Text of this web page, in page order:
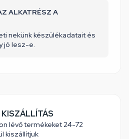
ALKATRÉSZ A
nekünk készülékadatait és
jó lesz-e.
KISZÁLLÍTÁS
lévő termékeket 24-72
kiszállítjuk